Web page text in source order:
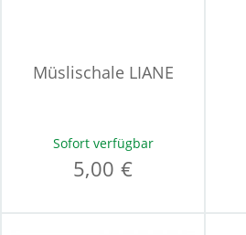
Müslischale LIANE
Sofort verfügbar
5,00 €